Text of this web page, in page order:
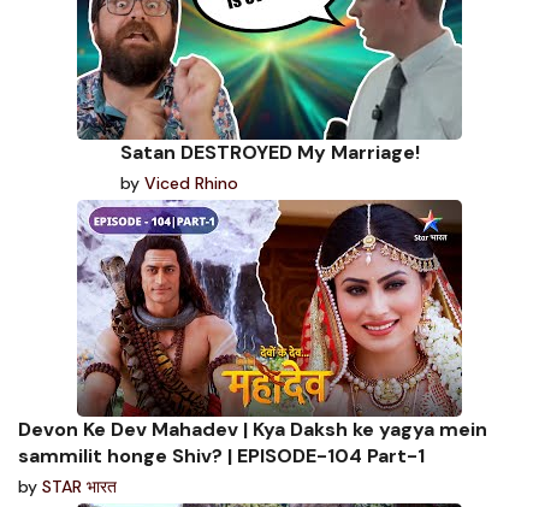
Satan DESTROYED My Marriage!
by Viced Rhino
Devon Ke Dev Mahadev | Kya Daksh ke yagya mein
sammilit honge Shiv? | EPISODE-104 Part-1
by STAR भारत